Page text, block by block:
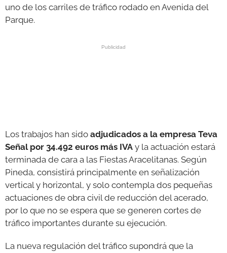
uno de los carriles de tráfico rodado en Avenida del
Parque.
Los trabajos han sido adjudicados a la empresa Teva
Señal por 34.492 euros más IVA y la actuación estará
terminada de cara a las Fiestas Aracelitanas. Según
Pineda, consistirá principalmente en señalización
vertical y horizontal, y solo contempla dos pequeñas
actuaciones de obra civil de reducción del acerado,
por lo que no se espera que se generen cortes de
tráfico importantes durante su ejecución.
La nueva regulación del tráfico supondrá que la